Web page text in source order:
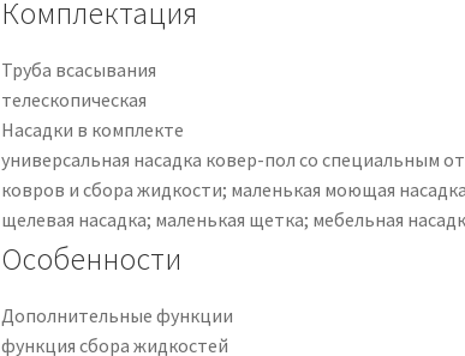
Комплектация
Труба всасывания
телескопическая
Насадки в комплекте
универсальная насадка ковер-пол со специальным
ковров и сбора жидкости; маленькая моющая
щелевая насадка; маленькая щетка; мебельная
Особенности
Дополнительные функции
функция сбора жидкостей